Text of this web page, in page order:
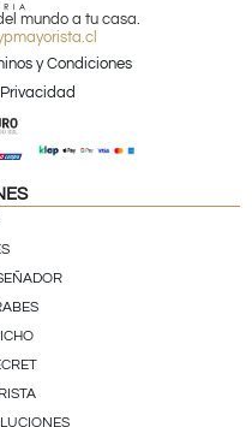
mundo a tu casa.
y Condiciones